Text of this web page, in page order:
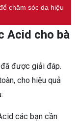
chăm sóc da hiệu
Acid cho bà
được giải đáp.
cho hiệu quả
các bạn cần